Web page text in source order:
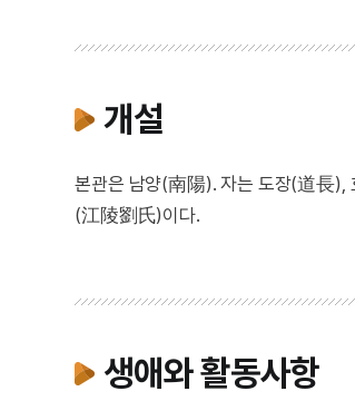
개설
본관은 남양(南陽). 자는 도장(道長),
(江陵劉氏)이다.
생애와 활동사항